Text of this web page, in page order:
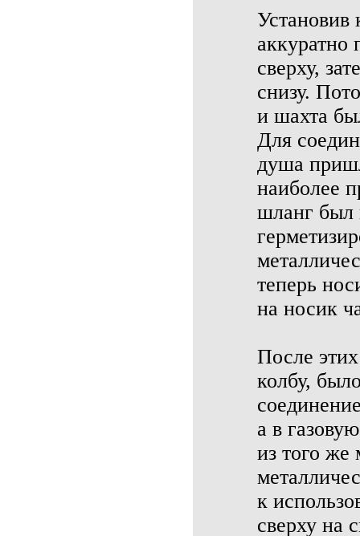
Установив
аккуратно
сверху,
снизу.
и шахта
Для
душа
наиболее
шланг был
теперь
на носик
После
колбу,
а в
из того же
к
сверху на